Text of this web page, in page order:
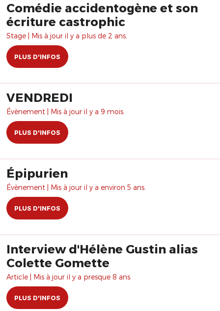
Comédie accidentogène et son
écriture castrophic
Stage | Mis à jour il y a plus de 2 ans.
PLUS D'INFOS
VENDREDI
Évènement | Mis à jour il y a 9 mois.
PLUS D'INFOS
Épipurien
Évènement | Mis à jour il y a environ 5 ans.
PLUS D'INFOS
Interview d'Hélène Gustin alias
Colette Gomette
Article | Mis à jour il y a presque 8 ans.
PLUS D'INFOS